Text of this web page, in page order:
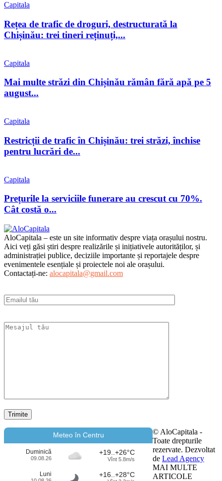
Capitala
Rețea de trafic de droguri, destructurată la
Chișinău: trei tineri reținuți,...
Capitala
Mai multe străzi din Chișinău rămân fără apă pe 5
august...
Capitala
Restricții de trafic în Chișinău: trei străzi, închise
pentru lucrări de...
Capitala
Prețurile la serviciile funerare au crescut cu 70%.
Cât costă o...
AloCapitala – este un site informativ despre viața orașului nostru.
Aici veți găsi știri despre realizările și inițiativele autorităților, și
administrației publice, deciziile importante și reportajele despre
evenimentele esențiale și proiectele noi ale orașului.
Contactați-ne: alocapitala@gmail.com
Meteo în Centru
Duminică
09.08.26
+19..+26°C
Vînt 5.8m/s
Luni +16..+28°C
© AloCapitala -
Toate drepturile
rezervate. Dezvoltat
de Lead Agency
MAI MULTE
ARTICOLE